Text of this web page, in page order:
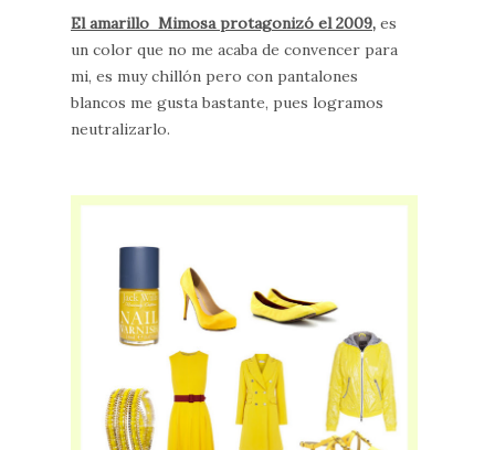
El amarillo Mimosa protagonizó el 2009, es
un color que no me acaba de convencer para
mi, es muy chillón pero con pantalones
blancos me gusta bastante, pues logramos
neutralizarlo.